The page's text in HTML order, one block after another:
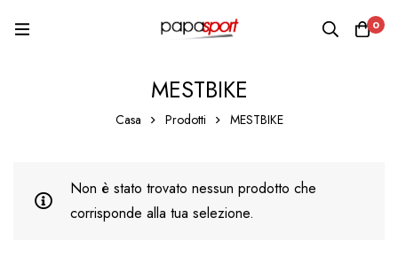
0
MESTBIKE
Casa Prodotti MESTBIKE
Non è stato trovato nessun prodotto che
corrisponde alla tua selezione.